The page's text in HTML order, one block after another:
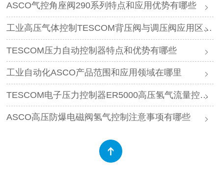
ASCO气控角座阀290系列特点和应用优势有哪些
工业高压气体控制TESCOM背压阀与调压阀应用区别是什么
TESCOM压力自动控制器特点和优势有哪些
工业自动化ASCO产品范围和应用领域在哪里
TESCOM电子压力控制器ER5000高压氢气流量控制特点
ASCO高压防爆电磁阀氢气控制注意事项有哪些